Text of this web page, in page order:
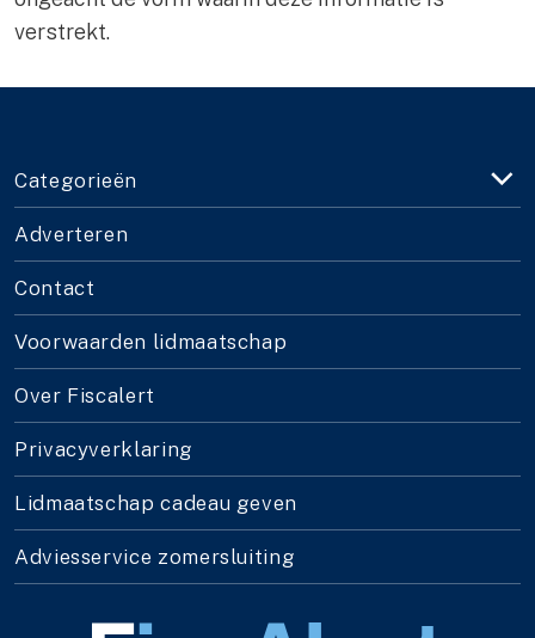
verstrekt.
Categorieën
Adverteren
Contact
Voorwaarden lidmaatschap
Over Fiscalert
Privacyverklaring
Lidmaatschap cadeau geven
Adviesservice zomersluiting